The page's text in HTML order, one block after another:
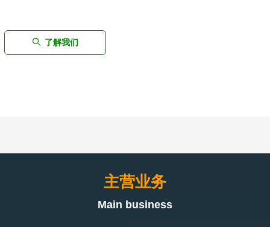
ꄠ 了解我们
主营业务
Main business